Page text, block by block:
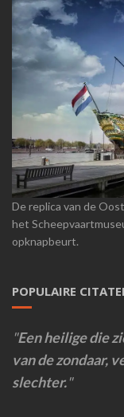
De replica van de
het
opknapbeurt.
POPULAIRE
Een heilige die
van de zondaar,
slechter.